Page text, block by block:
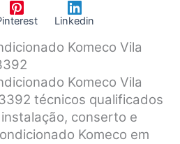
Linkedin
Komeco Vila
Komeco Vila
técnicos qualificados
conserto e
Komeco em